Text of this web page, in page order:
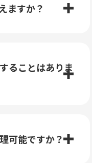
ますか？
ることはありま
可能ですか？